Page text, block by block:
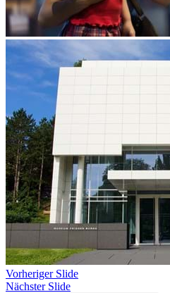
Vorheriger Slide
Nächster Slide